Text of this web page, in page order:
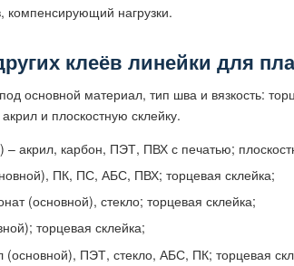
компенсирующий нагрузки.
клеёв линейки для
основной материал, тип шва и вязкость:
и плоскостную склейку.
акрил, карбон, ПЭТ, ПВХ с печатью;
ПК, ПС, АБС, ПВХ; торцевая склейка;
(основной), стекло; торцевая склейка;
торцевая склейка;
ПЭТ, стекло, АБС, ПК; торцевая